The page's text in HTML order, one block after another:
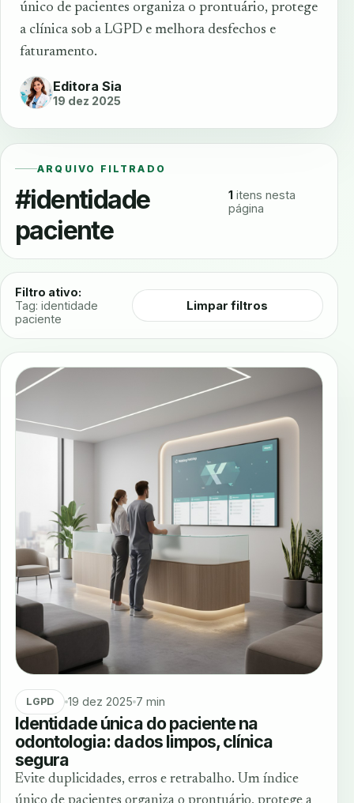
único de pacientes organiza o prontuário, protege
a clínica sob a LGPD e melhora desfechos e
faturamento.
Editora Sia
19 dez 2025
ARQUIVO FILTRADO
#identidade
paciente
1itens nesta
página
Filtro ativo:
Tag: identidade
paciente
Limpar filtros
LGPD 19 dez 2025 7 min
Identidade única do paciente na
odontologia: dados limpos, clínica
segura
Evite duplicidades, erros e retrabalho. Um índice